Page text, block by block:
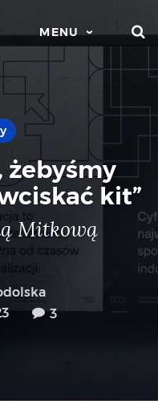
MENU
żebyśmy
kit”
Mitkową
3